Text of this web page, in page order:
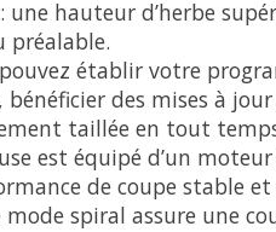
hauteur d’herbe
préalable.
établir votre
des mises à
taillée en tout
est équipé d’un
de coupe stable
spiral assure une